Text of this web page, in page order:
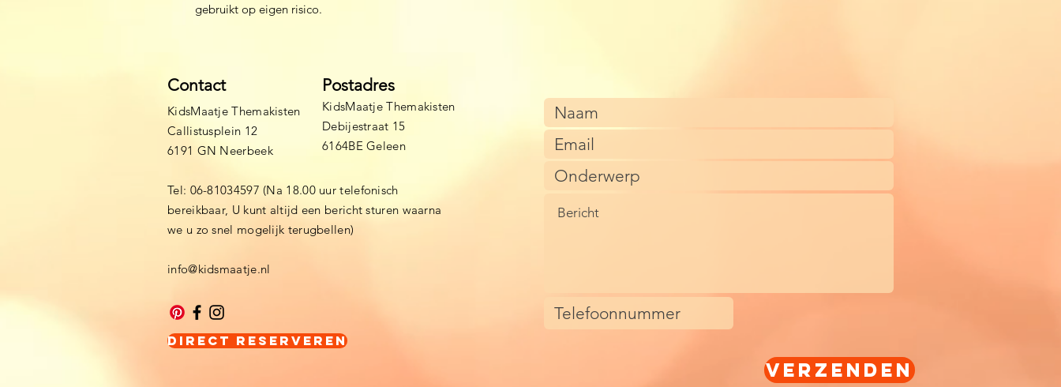
gebruikt op eigen risico.
Contact
KidsMaatje Themakisten
Callistusplein 12
6191 GN Neerbeek
Tel: 06-81034597 (Na 18.00 uur telefonisch
bereikbaar, U kunt altijd een bericht sturen waarna
we u zo snel mogelijk terugbellen)
info@kidsmaatje.nl
Direct Reserveren
Verzenden
Postadres
KidsMaatje Themakisten
Debijestraat 15
6164BE Geleen